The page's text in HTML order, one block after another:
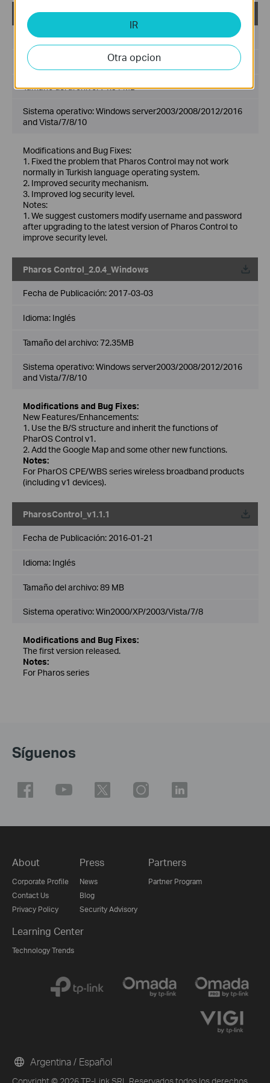
PharOS Control_2.0.6_Windows
Fecha de Publicación:2019-03-13
Idioma:
Tamaño del archivo:71.91 MB
Sistema operativo: Windows server2003/2008/2012/2016
and Vista/7/8/10
Modifications and Bug Fixes:
1. Fixed the problem that Pharos Control may not work
normally in Turkish language operating system.
2. Improved security mechanism.
3. Improved log security level.
Notes:
1. We suggest customers modify username and password
after upgrading to the latest version of Pharos Control to
improve security level.
Pharos Control_2.0.4_Windows
Fecha de Publicación: 2017-03-03
Idioma: Inglés
Tamaño del archivo:72.35MB
Sistema operativo: Windows server2003/2008/2012/2016
and Vista/7/8/10
Modifications and Bug Fixes:
New Features/Enhancements:
1. Use the B/S structure and inherit the functions of
PharOS Control v1.
2. Add the Google Map and some other new functions.
Notes:
For PharOS CPE/WBS series wireless broadband products
(including v1 devices).
PharosControl_v1.1.1
Fecha de Publicación: 2016-01-21
Idioma: Inglés
Tamaño del archivo:89 MB
Sistema operativo: Win2000/XP/2003/Vista/7/8
Modifications and Bug Fixes:
The first version released.
Notes:
For Pharos series
Síguenos
About
Corporate Profile
Contact Us
Privacy Policy
Press
News
Blog
Security Advisory
Partners
Partner Program
Learning Center
Technology Trends
Copyright © 2026 TP-Link SRL Reservados todos los derechos.
Argentina / Español
IR
Otra opcion